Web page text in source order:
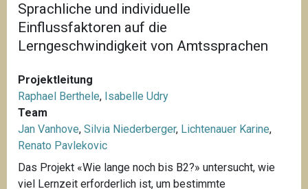
Sprachliche und individuelle
Einflussfaktoren auf die
Lerngeschwindigkeit von Amtssprachen
Projektleitung
Raphael Berthele, Isabelle Udry
Team
Jan Vanhove, Silvia Niederberger, Lichtenauer Karine,
Renato Pavlekovic
Das Projekt «Wie lange noch bis B2?» untersucht, wie
viel Lernzeit erforderlich ist, um bestimmte